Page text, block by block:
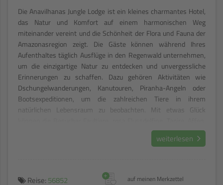
Die Anavilhanas Jungle Lodge ist ein kleines charmantes Hotel,
das Natur und Komfort auf einem harmonischen Weg
miteinander vereint und die Schönheit der Flora und Fauna der
Amazonasregion zeigt. Die Gäste können während Ihres
Aufenthaltes täglich Ausflüge in den Regenwald unternehmen,
um die einzigartige Natur zu entdecken und unvergessliche
Erinnerungen zu schaffen. Dazu gehören Aktivitäten wie
Dschungelwanderungen, Kanutouren, Piranha-Angeln oder
Bootsexpeditionen, um die zahlreichen Tiere in ihrem
natürlichen Lebensraum zu beobachten. Mit etwas Glück
Kaimane und verschiedene Vogelarten entdecken. Es erwartet
die Gäste der tropische Regenwald mit all seiner Faszination
weiterlesen
Reise: 56852 auf meinen Merkzettel
+